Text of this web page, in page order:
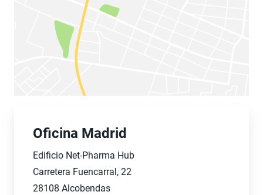
Oficina Madrid
Edificio Net-Pharma Hub
Carretera Fuencarral, 22
28108 Alcobendas